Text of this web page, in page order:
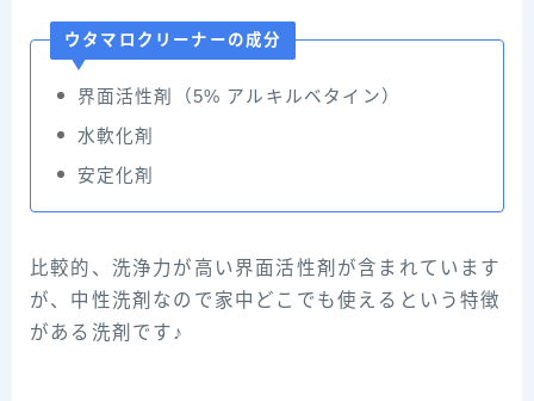
ウタマロクリーナーの成分
界面活性剤（5% アルキルベタイン）
水軟化剤
安定化剤
比較的、洗浄力が高い界面活性剤が含まれています
が、中性洗剤なので家中どこでも使えるという特徴
がある洗剤です♪